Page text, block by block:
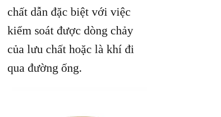
chất dẫn đặc biệt với việc
kiểm soát được dòng chảy
của lưu chất hoặc là khí đi
qua đường ống.